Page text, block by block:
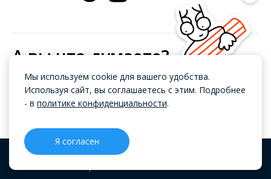
А вы что думаете?
Добавить комментарий
Статья помогла вам?
Мы используем cookie для вашего удобства.
Используя сайт, вы соглашаетесь с этим. Подробнее
- в политике конфиденциальности.
Я согласен